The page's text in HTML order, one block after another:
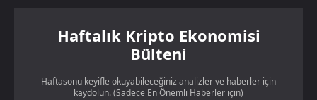
Haftalık Kripto Ekonomisi
Bülteni
Haftasonu keyifle okuyabileceğiniz analizler ve haberler için
kaydolun. (Sadece En Önemli Haberler için)